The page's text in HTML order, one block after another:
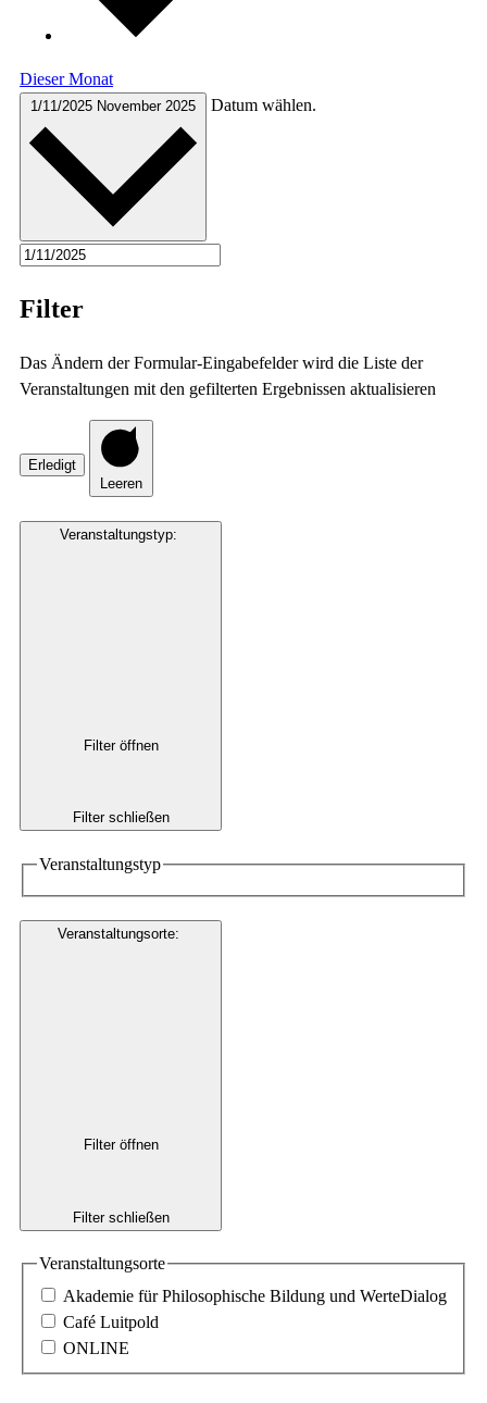
Dieser Monat
1/11/2025 November 2025 Datum wählen.
Filter
Das Ändern der Formular-Eingabefelder wird die Liste der
Veranstaltungen mit den gefilterten Ergebnissen aktualisieren
Erledigt
Leeren
Veranstaltungstyp:
Filter öffnen
Filter schließen
Veranstaltungstyp
Veranstaltungsorte:
Filter öffnen
Filter schließen
Veranstaltungsorte
Akademie für Philosophische Bildung und WerteDialog
Café Luitpold
ONLINE